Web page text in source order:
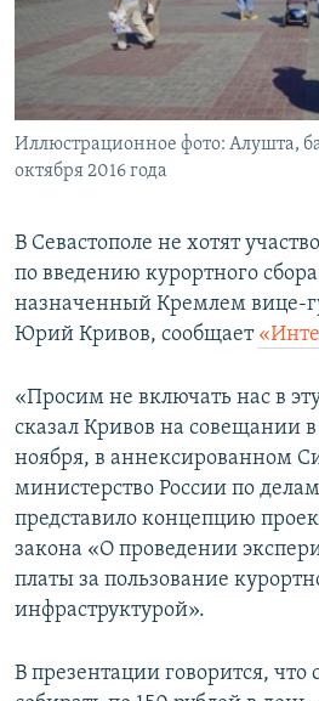
ПОБЕДИТЕЛЕЙ НЕ СУДЯТ?
КРЫМ.НЕПОКОРЕННЫЙ
ELIFBE
УКРАИНСКАЯ ПРОБЛЕМА КРЫМА
ПРИСОЕДИНЯЙТЕСЬ!
Все сайты RFE/RL
Иллюстрационное фото: Алушта,
октября 2016 года
В Севастополе не хотят
по введению курортного
назначенный Кремлем вице-
Юрий Кривов, сообщает
«Просим не включать нас в
сказал Кривов на совещании
ноября, в аннексированном
министерство России по
представило концепцию
закона «О проведении
платы за пользование
инфраструктурой».
В презентации говорится, что